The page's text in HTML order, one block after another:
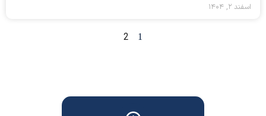
اسفند ۲, ۱۴۰۴
1
2